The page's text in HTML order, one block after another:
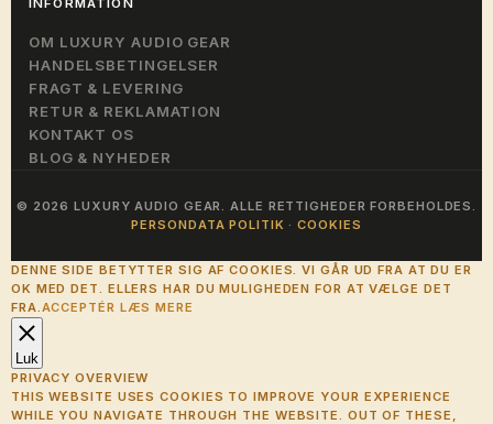
OM LUXURY AUDIO GEAR
HANDELSBETINGELSER
FRAGT & LEVERING
RETUR & REKLAMATION
KONTAKT OS
BLOG & NYHEDER
© 2026 LUXURY AUDIO GEAR. ALLE RETTIGHEDER FORBEHOLDES.
PERSONDATA POLITIK ·COOKIES
DENNE SIDE BETYTTER SIG AF COOKIES. VI GÅR UD FRA AT DU ER
OK MED DET. ELLERS HAR DU MULIGHEDEN FOR AT VÆLGE DET
FRA. ACCEPTÉR LÆS MERE
Luk
PRIVACY OVERVIEW
THIS WEBSITE USES COOKIES TO IMPROVE YOUR EXPERIENCE
WHILE YOU NAVIGATE THROUGH THE WEBSITE. OUT OF THESE,